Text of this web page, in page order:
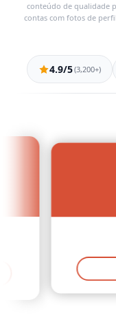
conteúdo de qualidade
contas com fotos de
4.9/5(3,200+)